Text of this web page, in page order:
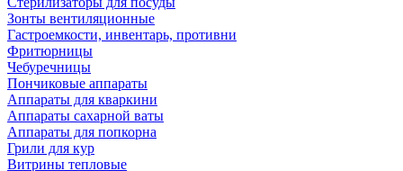
Зонты вентиляционные
Гастроемкости, инвентарь, противни
Фритюрницы
Чебуречницы
Пончиковые аппараты
Аппараты для кваркини
Аппараты сахарной ваты
Аппараты для попкорна
Грили для кур
Витрины тепловые